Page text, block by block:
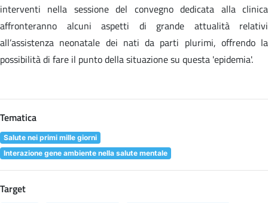
interventi nella sessione del convegno dedicata alla clinica
affronteranno alcuni aspetti di grande attualità relativi
all’assistenza neonatale dei nati da parti plurimi, offrendo la
possibilità di fare il punto della situazione su questa 'epidemia'.
Tematica
Salute nei primi mille giorni
Interazione gene ambiente nella salute mentale
Target